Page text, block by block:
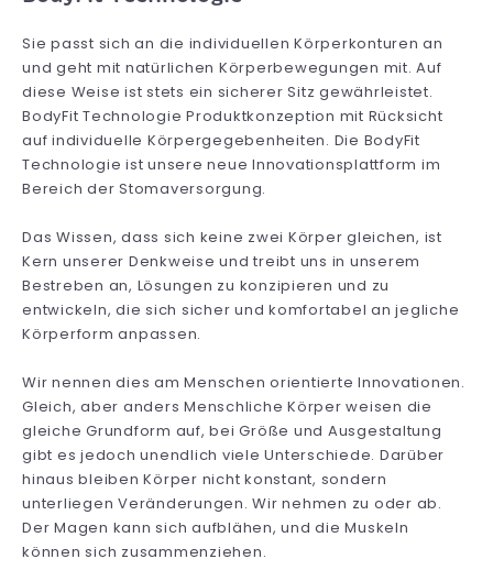
Sie passt sich an die individuellen Körperkonturen an
und geht mit natürlichen Körperbewegungen mit. Auf
diese Weise ist stets ein sicherer Sitz gewährleistet.
BodyFit Technologie Produktkonzeption mit Rücksicht
auf individuelle Körpergegebenheiten. Die BodyFit
Technologie ist unsere neue Innovationsplattform im
Bereich der Stomaversorgung.
Das Wissen, dass sich keine zwei Körper gleichen, ist
Kern unserer Denkweise und treibt uns in unserem
Bestreben an, Lösungen zu konzipieren und zu
entwickeln, die sich sicher und komfortabel an jegliche
Körperform anpassen.
Wir nennen dies am Menschen orientierte Innovationen.
Gleich, aber anders Menschliche Körper weisen die
gleiche Grundform auf, bei Größe und Ausgestaltung
gibt es jedoch unendlich viele Unterschiede. Darüber
hinaus bleiben Körper nicht konstant, sondern
unterliegen Veränderungen. Wir nehmen zu oder ab.
Der Magen kann sich aufblähen, und die Muskeln
können sich zusammenziehen.